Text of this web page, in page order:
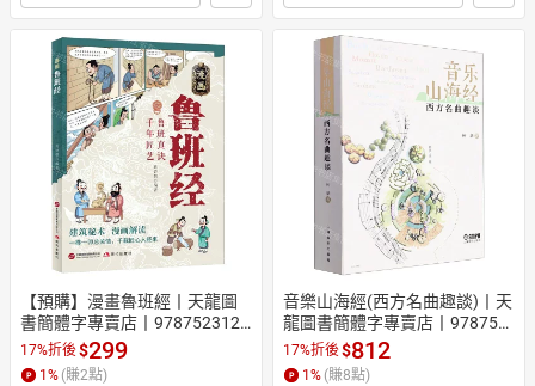
【預購】漫畫魯班經丨天龍圖
書簡體字專賣店丨9787523120
002 (tl2609)
17%折後$299
1 % (賺2點)
音樂山海經(西方名曲趣談)丨天
龍圖書簡體字專賣店丨978755
2325935 (tl2609)
17%折後$812
1 % (賺8點)